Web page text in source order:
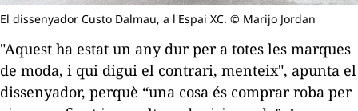
El dissenyador Custo Dalmau, a l'Espai XC. © Marijo Jordan
"Aquest ha estat un any dur per a totes les marques
de moda, i qui digui el contrari, menteix", apunta el
dissenyador, perquè “una cosa és comprar roba per